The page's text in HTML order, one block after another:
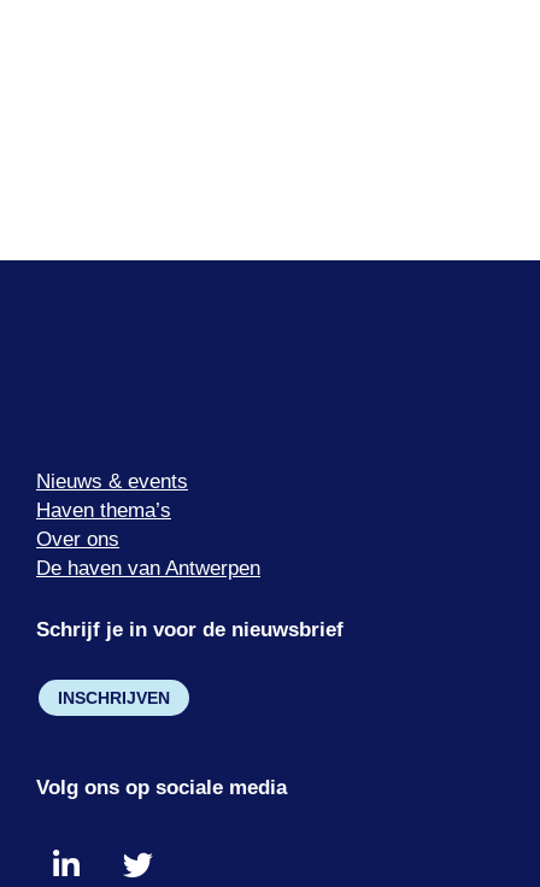
Nieuws & events
Haven thema’s
Over ons
De haven van Antwerpen
Schrijf je in voor de nieuwsbrief
INSCHRIJVEN
Volg ons op sociale media